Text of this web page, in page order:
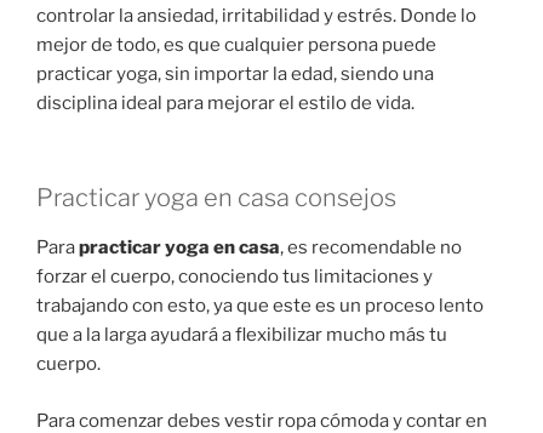
controlar la ansiedad, irritabilidad y estrés. Donde lo
mejor de todo, es que cualquier persona puede
practicar yoga, sin importar la edad, siendo una
disciplina ideal para mejorar el estilo de vida.
Practicar yoga en casa consejos
Parapracticar yoga en casa, es recomendable no
forzar el cuerpo, conociendo tus limitaciones y
trabajando con esto, ya que este es un proceso lento
que a la larga ayudará a flexibilizar mucho más tu
cuerpo.
Para comenzar debes vestir ropa cómoda y contar en